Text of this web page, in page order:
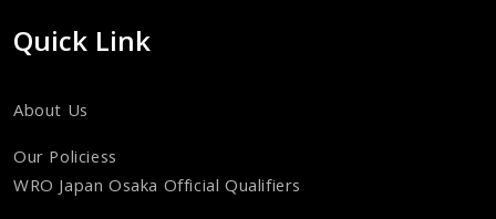
Quick Link
About Us
Our Policiess
WRO Japan Osaka Official Qualifiers